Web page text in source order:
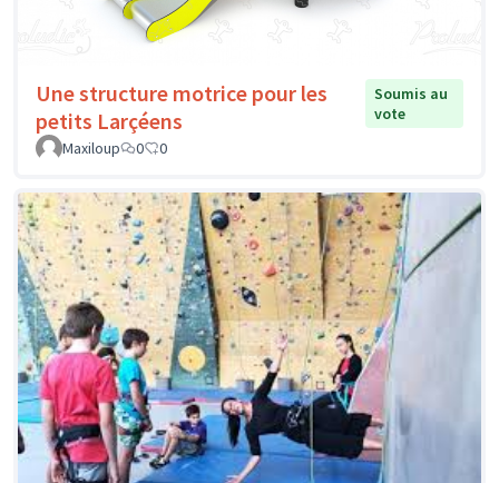
Une structure motrice pour les
petits Larçéens
Soumis au
vote
Maxiloup
0 0